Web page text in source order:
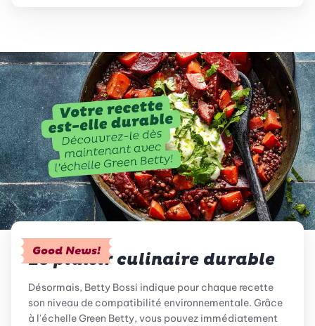
Good News!
Le plaisir culinaire durable
Désormais, Betty Bossi indique pour chaque recette
son niveau de compatibilité environnementale. Grâce
à l'échelle Green Betty, vous pouvez immédiatement